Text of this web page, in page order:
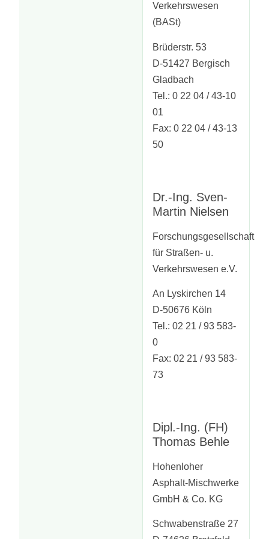
Verkehrswesen
(BASt)
Brüderstr. 53
D-51427 Bergisch
Gladbach
Tel.: 0 22 04 / 43-10
01
Fax: 0 22 04 / 43-13
50
Dr.-Ing. Sven-
Martin Nielsen
Forschungsgesellschaft
für Straßen- u.
Verkehrswesen e.V.
An Lyskirchen 14
D-50676 Köln
Tel.: 02 21 / 93 583-
0
Fax: 02 21 / 93 583-
73
Dipl.-Ing. (FH)
Thomas Behle
Hohenloher
Asphalt-Mischwerke
GmbH & Co. KG
Schwabenstraße 27